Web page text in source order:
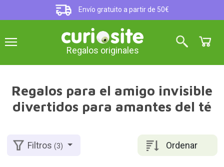
Envío gratuito a partir de 50€
Regalos originales
Regalos para el amigo invisible
divertidos para amantes del té
Ordenar
Filtros(3)